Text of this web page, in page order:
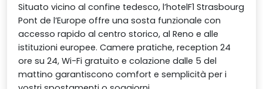
Situato vicino al confine tedesco, l’hotelF1 Strasbourg
Pont de l’Europe offre una sosta funzionale con
accesso rapido al centro storico, al Reno e alle
istituzioni europee. Camere pratiche, reception 24
ore su 24, Wi-Fi gratuito e colazione dalle 5 del
mattino garantiscono comfort e semplicità per i